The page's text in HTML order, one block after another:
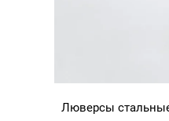
Люверсы